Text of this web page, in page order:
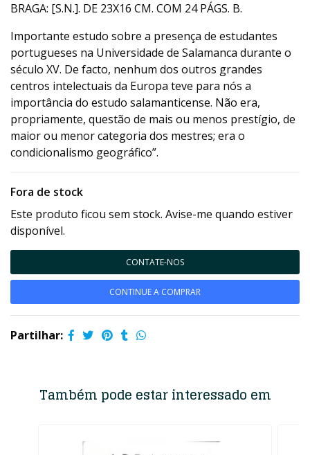
BRAGA: [S.N.]. DE 23X16 CM. COM 24 PÁGS. B.
Importante estudo sobre a presença de estudantes
portugueses na Universidade de Salamanca durante o
século XV. De facto, nenhum dos outros grandes
centros intelectuais da Europa teve para nós a
importância do estudo salamanticense. Não era,
propriamente, questão de mais ou menos prestígio, de
maior ou menor categoria dos mestres; era o
condicionalismo geográfico”.
Fora de stock
Este produto ficou sem stock. Avise-me quando estiver
disponível.
CONTATE-NOS
CONTINUE A COMPRAR
Partilhar:
Também pode estar interessado em